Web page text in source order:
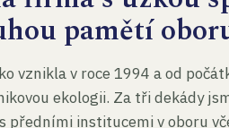
pamětí
vznikla v roce 1994 a od
ekologii. Za tři dekády
předními institucemi v oboru